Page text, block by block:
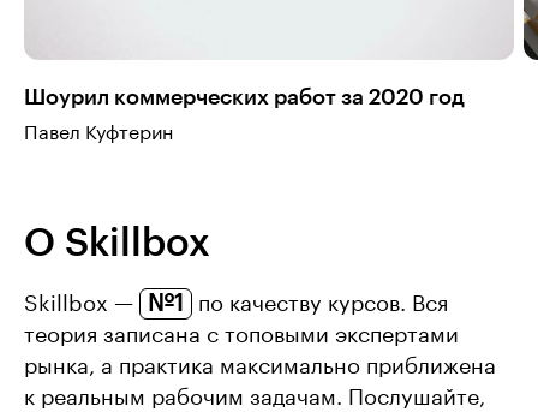
Шоурил коммерческих работ за 2020 год
Павел Куфтерин
О Skillbox
Skillbox — №1
по качеству курсов. Вся
теория записана с топовыми экспертами
рынка, а практика максимально приближена
к реальным рабочим задачам. Послушайте,